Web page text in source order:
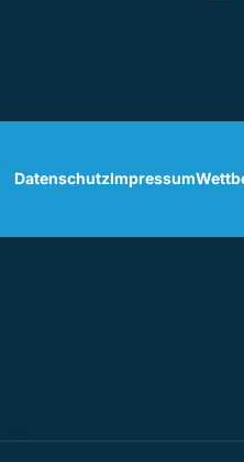
DatenschutzImpressum